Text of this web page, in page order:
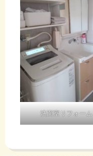
洗面室リフォーム